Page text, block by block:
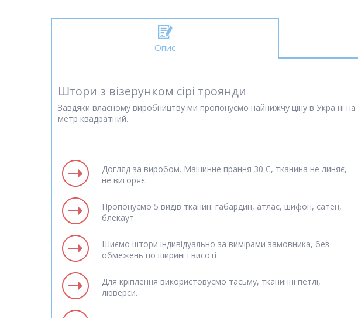
Опис
Штори з візерунком сірі троянди
Завдяки власному виробництву ми пропонуємо найнижчу ціну в Україні на
метр квадратний.
Догляд за виробом. Машинне прання 30 С, тканина не линяє,
не вигоряє.
Пропонуємо 5 видів тканин: габардин, атлас, шифон, сатен,
блекаут.
Шиємо штори індивідуально за вимірами замовника, без
обмежень по ширині і висоті
Для кріплення використовуємо тасьму, тканинні петлі,
люверси.